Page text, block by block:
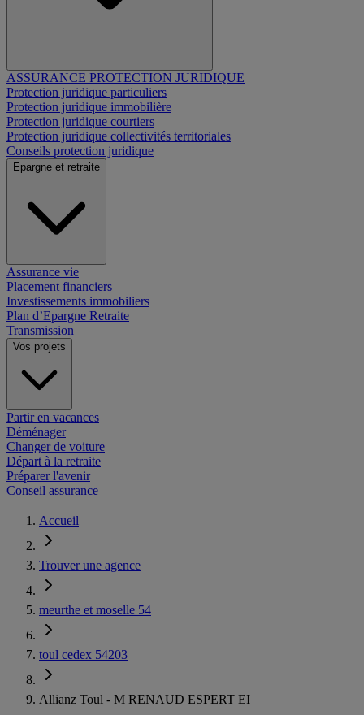
ASSURANCE PROTECTION JURIDIQUE
Protection juridique particuliers
Protection juridique immobilière
Protection juridique courtiers
Protection juridique collectivités territoriales
Conseils protection juridique
Epargne et retraite
Assurance vie
Placement financiers
Investissements immobiliers
Plan d’Epargne Retraite
Transmission
Vos projets
Partir en vacances
Déménager
Changer de voiture
Départ à la retraite
Préparer l'avenir
Conseil assurance
Accueil
Trouver une agence
meurthe et moselle 54
toul cedex 54203
Allianz Toul - M RENAUD ESPERT EI